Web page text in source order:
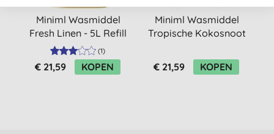
Miniml Wasmiddel
Fresh Linen - 5L Refill
(1)
€ 21,59 KOPEN
Miniml Wasmiddel
Tropische Kokosnoot
€ 21,59
KOPEN